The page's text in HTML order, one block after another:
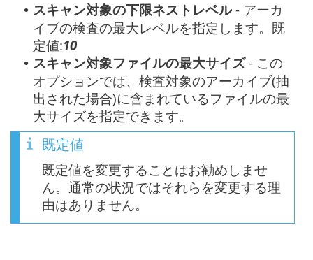
• スキャン対象の下限ネストレベル- アーカ
イブの検査の最大レベルを指定します。既
定値:10
• スキャン対象ファイルの最大サイズ- この
オプションでは、検査対象のアーカイブ(抽
出された場合)に含まれているファイルの最
大サイズを指定できます。
既定値
既定値を変更することはお勧めしませ
ん。通常の状況ではそれらを変更する理
由はありません。